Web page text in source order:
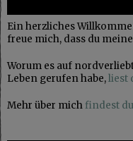
Ein herzliches
freue mich, dass du
Worum es auf
Leben gerufen habe,liest
Mehr über michfindest